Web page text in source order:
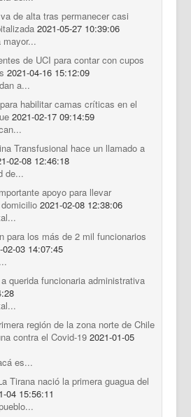
de alta tras permanecer casi
2021-05-27 10:39:06
de UCI para contar con cupos
2021-04-16 15:12:09
a...
habilitar camas críticas en el
2021-02-17 09:14:59
Transfusional hace un llamado a
02-08 12:46:18
de...
apoyo para llevar
2021-02-08 12:38:06
para los más de 2 mil funcionarios
02-03 14:07:45
querida funcionaria administrativa
región de la zona norte de Chile
contra el Covid-19 2021-01-05
es...
Tirana nació la primera guagua del
04 15:56:11